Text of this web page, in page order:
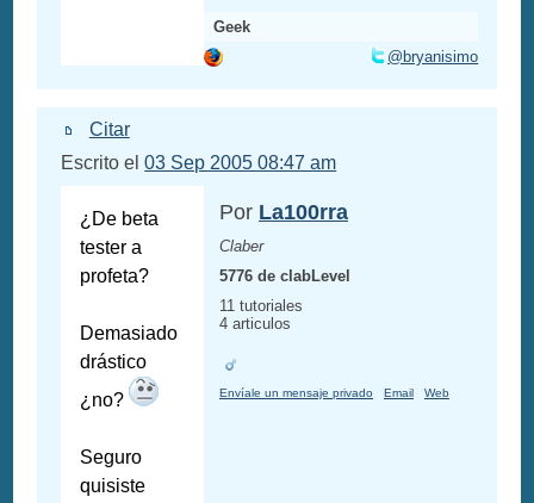
Geek
@bryanisimo
Citar
Escrito el03 Sep 2005 08:47 am
¿De beta
tester a
profeta?
Demasiado
drástico
¿no?
Seguro
quisiste
Por La100rra
Claber
5776 de clabLevel
11 tutoriales
4 articulos
Envíale un mensaje privado Email Web